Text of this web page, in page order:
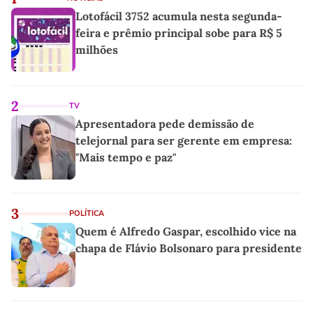
Lotofácil 3752 acumula nesta segunda-
feira e prêmio principal sobe para R$ 5
milhões
2 TV
Apresentadora pede demissão de
telejornal para ser gerente em empresa:
"Mais tempo e paz"
3 POLÍTICA
Quem é Alfredo Gaspar, escolhido vice na
chapa de Flávio Bolsonaro para presidente